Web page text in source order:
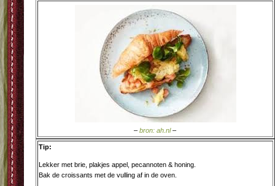
–bron: ah.nl–
Tip:
Lekker met brie, plakjes appel, pecannoten & honing.
Bak de croissants met de vulling af in de oven.